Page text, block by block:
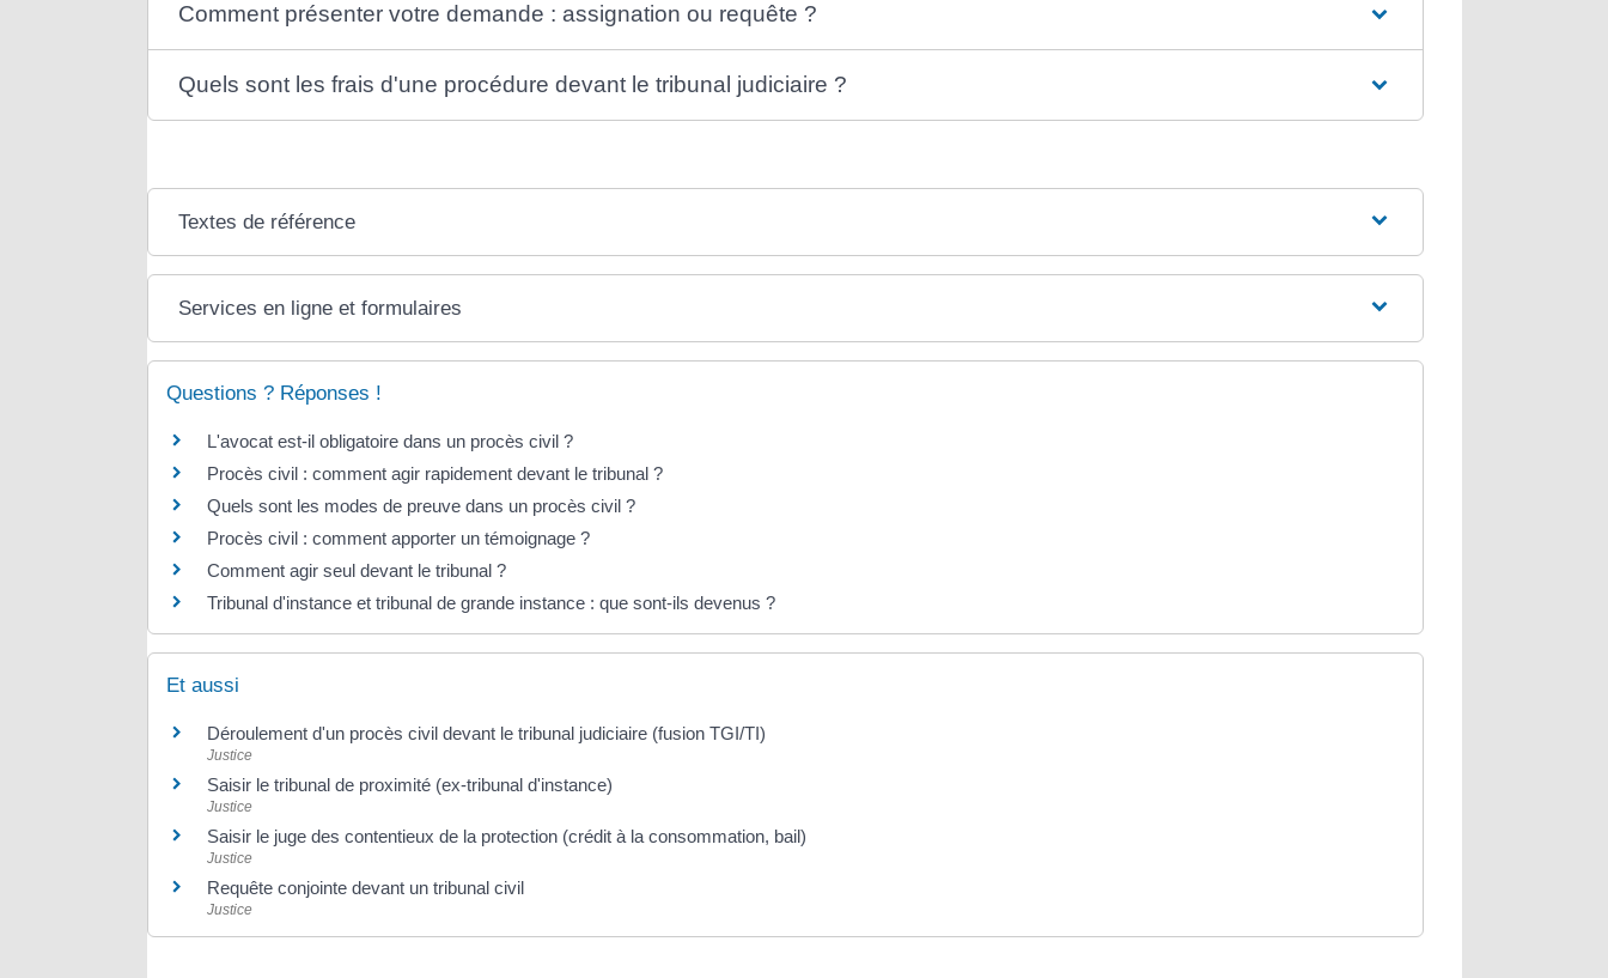
Comment présenter votre demande : assignation ou requête ?
Quels sont les frais d'une procédure devant le tribunal judiciaire ?
Textes de référence
Services en ligne et formulaires
Questions ? Réponses !
L'avocat est-il obligatoire dans un procès civil ?
Procès civil : comment agir rapidement devant le tribunal ?
Quels sont les modes de preuve dans un procès civil ?
Procès civil : comment apporter un témoignage ?
Comment agir seul devant le tribunal ?
Tribunal d'instance et tribunal de grande instance : que sont-ils devenus ?
Et aussi
Déroulement d'un procès civil devant le tribunal judiciaire (fusion TGI/TI)
Justice
Saisir le tribunal de proximité (ex-tribunal d'instance)
Justice
Saisir le juge des contentieux de la protection (crédit à la consommation, bail)
Justice
Requête conjointe devant un tribunal civil
Justice